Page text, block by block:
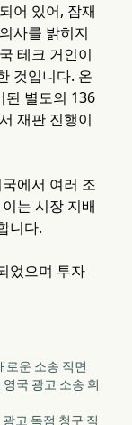
어 있어, 잠재
사를 밝히지
테크 거인이
것입니다. 온
된 별도의 136
재판 진행이
에서 여러 조
는 시장 지배
니다.
었으며 투자
로운 소송 직면
국 광고 소송 휘
고 독점 청구 직